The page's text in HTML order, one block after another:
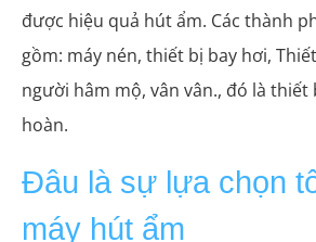
được hiệu quả hút ẩm. Các thành
gồm: máy nén, thiết bị bay hơi,
người hâm mộ, vân vân., đó là
hoàn.
Đâu là sự lựa chọn
máy hút ẩm